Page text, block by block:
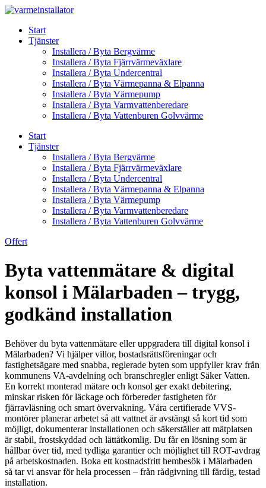
Skip
contentStart
Tjänster
Installera / Byta Bergvärme
Installera / Byta Fjärrvärmeväxlare
Installera / Byta Undercentral
Installera / Byta Värmepanna & Elpanna
Installera / Byta Värmepump
Installera / Byta Varmvattenberedare
Installera / Byta Vattenburen Golvvärme
Start
Tjänster
Installera / Byta Bergvärme
Installera / Byta Fjärrvärmeväxlare
Installera / Byta Undercentral
Installera / Byta Värmepanna & Elpanna
Installera / Byta Värmepump
Installera / Byta Varmvattenberedare
Installera / Byta Vattenburen Golvvärme
Offert
Byta vattenmätare & digital
konsol i Mälarbaden – trygg,
godkänd installation
Behöver du byta vattenmätare eller uppgradera till digital konsol i
Mälarbaden? Vi hjälper villor, bostadsrättsföreningar och
fastighetsägare med snabba, reglerade byten som uppfyller krav från
kommunens VA-avdelning och branschregler enligt Säker Vatten.
En korrekt monterad mätare och konsol ger exakt debitering,
minskar risken för läckage och förbereder fastigheten för
fjärravläsning och smart övervakning. Våra certifierade VVS-
montörer planerar arbetet så att vattnet är avstängt så kort tid som
möjligt, dokumenterar installationen och säkerställer att mätplatsen
är stabil, frostskyddad och lättåtkomlig. Du får en lösning som är
hållbar över tid, med tydliga garantier och möjlighet till ROT-avdrag
på arbetskostnaden. Boka ett kostnadsfritt hembesök i Mälarbaden
så tar vi ansvar för hela processen – från rådgivning till färdig, testad
installation.